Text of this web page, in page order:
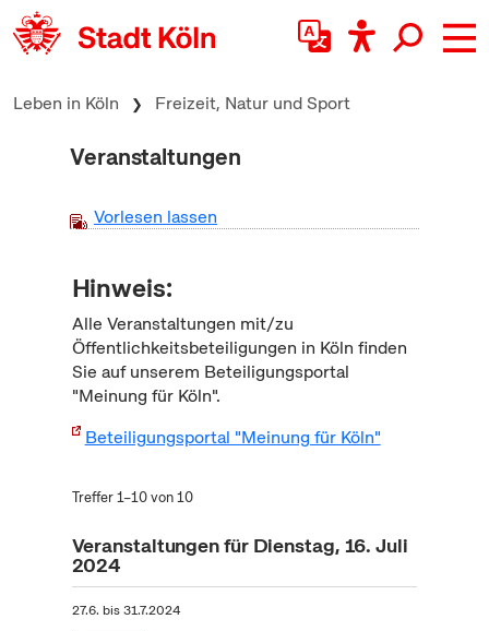
zum Inhalt springen
Leben in Köln Freizeit, Natur und Sport
Veranstaltungen
Vorlesen lassen
Hinweis:
Alle Veranstaltungen mit/zu
Öffentlichkeitsbeteiligungen in Köln finden
Sie auf unserem Beteiligungsportal
"Meinung für Köln".
Beteiligungsportal "Meinung für Köln"
Treffer 1–10 von 10
Veranstaltungen für Dienstag, 16. Juli
2024
27.6. bis31.7.2024